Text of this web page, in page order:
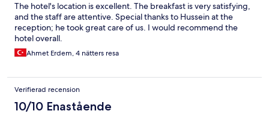
The hotel's location is excellent. The breakfast is very satisfying,
and the staff are attentive. Special thanks to Hussein at the
reception; he took great care of us. I would recommend the
hotel overall.
Ahmet Erdem, 4 nätters resa
Verifierad recension
10/10 Enastående